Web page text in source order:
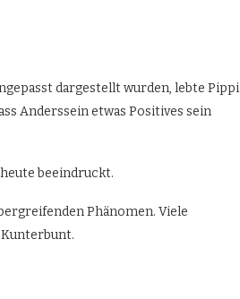
dargestellt wurden, lebte Pippi
Anderssein etwas Positives sein
beeindruckt.
Phänomen. Viele